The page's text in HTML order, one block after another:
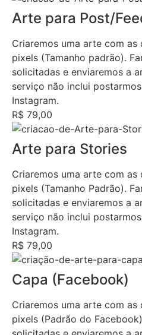
Arte para Post/
Criaremos uma arte com as
pixels (Tamanho padrão).
solicitadas e enviaremos a
serviço não inclui
Instagram.
R$ 79,00
Arte para Stories
Criaremos uma arte com as
pixels (Tamanho Padrão).
solicitadas e enviaremos a
serviço não inclui
Instagram.
R$ 79,00
Capa (Facebook)
Criaremos uma arte com as
pixels (Padrão do